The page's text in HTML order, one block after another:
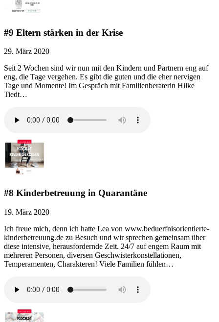
#9 Eltern stärken in der Krise
29. März 2020
Seit 2 Wochen sind wir nun mit den Kindern und Partnern eng auf
eng, die Tage vergehen. Es gibt die guten und die eher nervigen
Tage und Momente! Im Gespräch mit Familienberaterin Hilke
Tiedt…
#8 Kinderbetreuung in Quarantäne
19. März 2020
Ich freue mich, denn ich hatte Lea von www.beduerfnisorientierte-
kinderbetreuung.de zu Besuch und wir sprechen gemeinsam über
diese intensive, herausfordernde Zeit. 24/7 auf engem Raum mit
mehreren Personen, diversen Geschwisterkonstellationen,
Temperamenten, Charakteren! Viele Familien fühlen…